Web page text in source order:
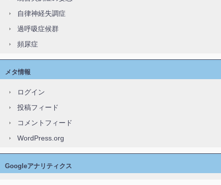
自律神経失調症
過呼吸症候群
頻尿症
メタ情報
ログイン
投稿フィード
コメントフィード
WordPress.org
Googleアナリティクス